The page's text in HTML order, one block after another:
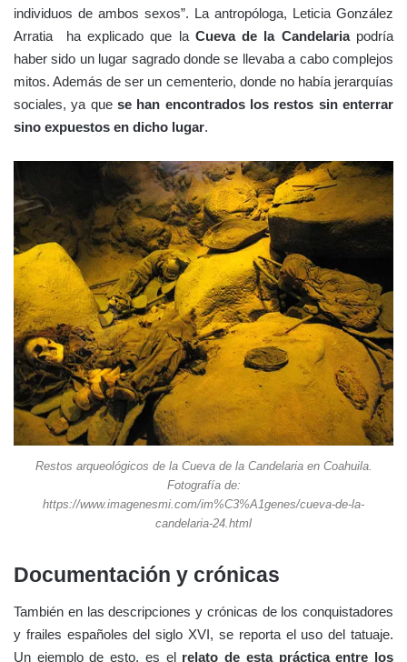
individuos de ambos sexos”. La antropóloga, Leticia González
Arratia ha explicado que la Cueva de la Candelariapodría
haber sido un lugar sagrado donde se llevaba a cabo complejos
mitos. Además de ser un cementerio, donde no había jerarquías
sociales, ya que se han encontrados los restos sin enterrar
sino expuestos en dicho lugar.
Restos arqueológicos de la Cueva de la Candelaria en Coahuila.
Fotografía de:
https://www.imagenesmi.com/im%C3%A1genes/cueva-de-la-
candelaria-24.html
Documentación y crónicas
También en las descripciones y crónicas de los conquistadores
y frailes españoles del siglo XVI, se reporta el uso del tatuaje.
Un ejemplo de esto, es el relato de esta práctica entre los